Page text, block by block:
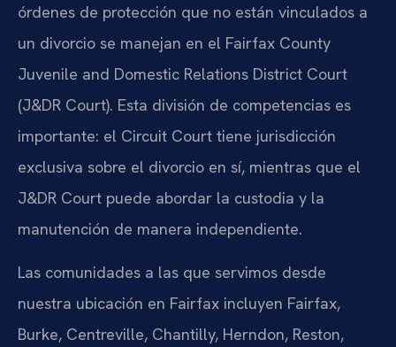
órdenes de protección que no están vinculados a
un divorcio se manejan en el Fairfax County
Juvenile and Domestic Relations District Court
(J&DR Court). Esta división de competencias es
importante: el Circuit Court tiene jurisdicción
exclusiva sobre el divorcio en sí, mientras que el
J&DR Court puede abordar la custodia y la
manutención de manera independiente.
Las comunidades a las que servimos desde
nuestra ubicación en Fairfax incluyen Fairfax,
Burke, Centreville, Chantilly, Herndon, Reston,